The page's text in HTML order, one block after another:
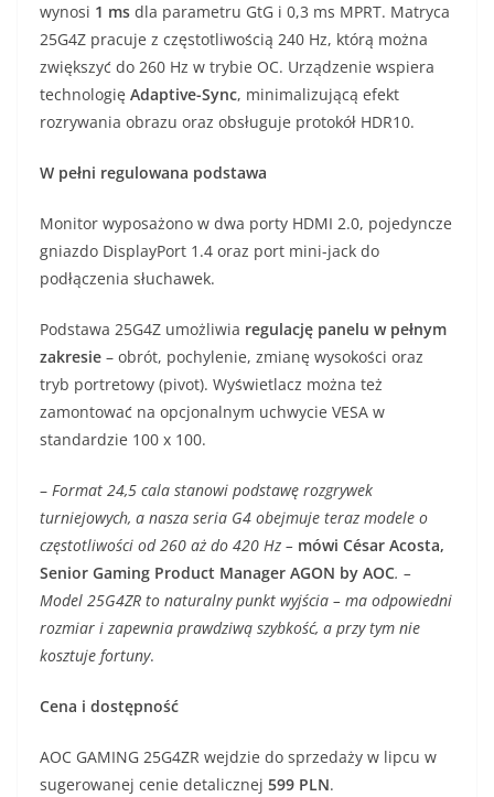
wynosi 1 ms dla parametru GtG i 0,3 ms MPRT. Matryca
25G4Z pracuje z częstotliwością 240 Hz, którą można
zwiększyć do 260 Hz w trybie OC. Urządzenie wspiera
technologię Adaptive-Sync, minimalizującą efekt
rozrywania obrazu oraz obsługuje protokół HDR10.
W pełni regulowana podstawa
Monitor wyposażono w dwa porty HDMI 2.0, pojedyncze
gniazdo DisplayPort 1.4 oraz port mini-jack do
podłączenia słuchawek.
Podstawa 25G4Z umożliwia regulację panelu w pełnym
zakresie – obrót, pochylenie, zmianę wysokości oraz
tryb portretowy (pivot). Wyświetlacz można też
zamontować na opcjonalnym uchwycie VESA w
standardzie 100 x 100.
– Format 24,5 cala stanowi podstawę rozgrywek
turniejowych, a nasza seria G4 obejmuje teraz modele o
częstotliwości od 260 aż do 420 Hz – mówi César Acosta,
Senior Gaming Product Manager AGON by AOC. –
Model 25G4ZR to naturalny punkt wyjścia – ma odpowiedni
rozmiar i zapewnia prawdziwą szybkość, a przy tym nie
kosztuje fortuny.
Cena i dostępność
AOC GAMING 25G4ZR wejdzie do sprzedaży w lipcu w
sugerowanej cenie detalicznej 599 PLN.